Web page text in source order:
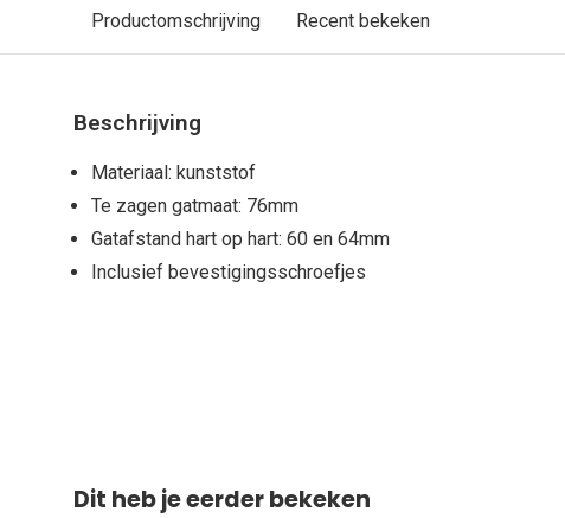
Productomschrijving Recent bekeken
Beschrijving
Materiaal: kunststof
Te zagen gatmaat: 76mm
Gatafstand hart op hart: 60 en 64mm
Inclusief bevestigingsschroefjes
Dit heb je eerder bekeken